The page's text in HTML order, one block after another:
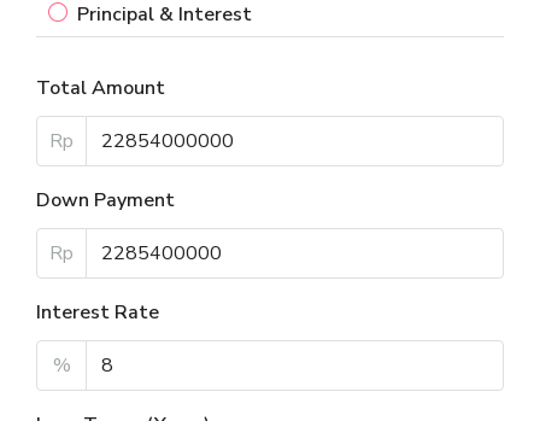
Principal & Interest
Total Amount
Rp
Down Payment
Rp
Interest Rate
%